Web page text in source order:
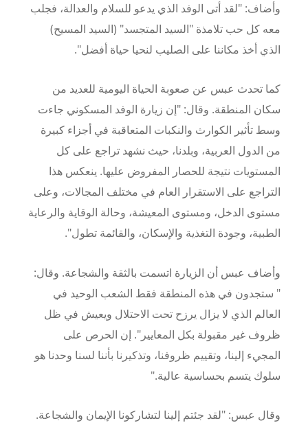
وأضاف: "لقد أتى الوفد الذي يدعو للسلام والعدالة، فجلب
معه كل حب تلامذة "السيد المتجسد" (السيد المسيح)
الذي أخذ مكاننا على الصليب لنحيا حياة أفضل".
كما تحدث عبس عن صعوبة الحياة اليومية للعديد من
سكان المنطقة. وقال: "إن زيارة الوفد المسكوني جاءت
وسط تأثير الكوارث والنكبات المتعاقبة في أجزاء كبيرة
من الدول العربية، وبلدنا، حيث نشهد تراجع على كل
المستويات نتيجة للحصار المفروض عليها. ينعكس هذا
التراجع على الاستقرار العام في مختلف المجالات، وعلى
مستوى الدخل، ومستوى المعيشة، وحالة الوقاية والرعاية
الطبية، وجودة التغذية والإسكان، والقائمة تطول".
وأضاف عبس أن الزيارة اتسمت بالثقة والشجاعة. وقال:
" ستجدون في هذه المنطقة فقط الشعب الوحيد في
العالم الذي لا يزال يرزح تحت الاحتلال ويعيش في ظل
ظروف غير مقبولة بكل المعايير". إن الحرص على
المجيء إلينا، وتقييم ظروفنا، وتذكيرنا بأننا لسنا وحدنا هو
سلوك يتسم بحساسية عالية."
وقال عبس: "لقد جئتم إلينا لتشاركونا الإيمان والشجاعة.